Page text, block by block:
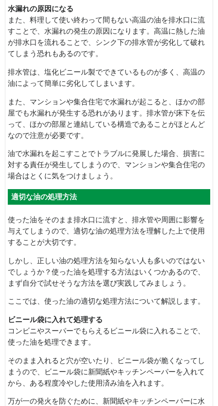
水漏れの原因になる
また、料理して使い終わって間もない高温の油を排水口に流
すことで、水漏れの発生の原因になります。高温に熱した油
が排水口を流れることで、シンク下の排水管が劣化して破れ
てしまう恐れもあるのです。
排水管は、塩化ビニール製でできているものが多く、高温の
油によって簡単に劣化してしまいます。
また、マンションや集合住宅で水漏れが起こると、ほかの部
屋でも水漏れが発生する恐れがあります。排水管が床下を伝
って、ほかの部屋と連結している構造であることがほとんど
なので注意が必要です。
油で水漏れを起こすことでトラブルに発展した場合、損害に
対する責任が発生してしまうので、マンションや集合住宅の
場合はとくに気をつけましょう。
適切な油の処理方法
使った油をそのまま排水口に流すと、排水管や周囲に影響を
与えてしまうので、適切な油の処理方法を理解した上で使用
することが大切です。
しかし、正しい油の処理方法を知らない人も多いのではない
でしょうか？使った油を処理する方法はいくつかあるので、
まず自分で試せそうな方法を選び実践してみましょう。
ここでは、使った油の適切な処理方法について解説します。
ビニール袋に入れて処理する
コンビニやスーパーでもらえるビニール袋に入れることで、
使った油を処理できます。
そのまま入れると穴が空いたり、ビニール袋が脆くなってし
まうので、ビニール袋に新聞紙やキッチンペーパーを入れて
から、ある程度冷やした使用済み油を入れます。
万が一の発火を防ぐために、新聞紙やキッチンペーパーに水